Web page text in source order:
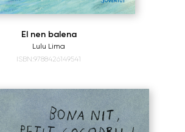
El nen balena
Lulu Lima
ISBN:9788426149541